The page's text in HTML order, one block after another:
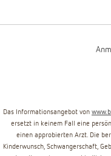
Das Informationsangebot von
ersetzt in keinem Fall eine
einen approbierten Arzt. Die
Kinderwunsch, Schwangerschaft,